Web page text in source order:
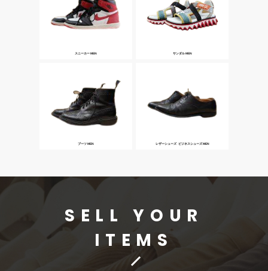
スニーカー MEN サンダル MEN
ブーツ MEN レザーシューズ･ビジネスシューズ MEN
SELL YOUR
ITEMS